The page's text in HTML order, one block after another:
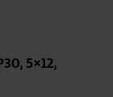
5×12,